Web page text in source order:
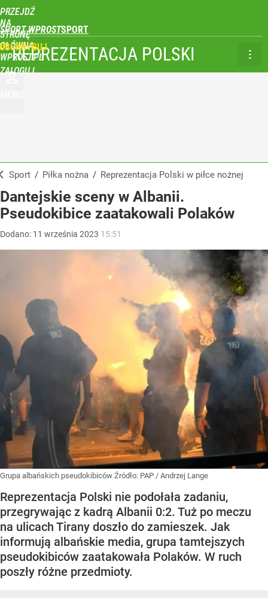
PRZEJDŹ
NA
STRONĘ
GŁÓWNĄ
WPROST.PL
SPORT WPROST
ZALOGUJ
REPREZENTACJA POLSKI
Sport / Piłka nożna / Reprezentacja Polski w piłce nożnej
Dantejskie sceny w Albanii.
Pseudokibice zaatakowali Polaków
Dodano: 11 września 2023 15:51
Grupa albańskich pseudokibiców Źródło: PAP / Andrzej Lange
Reprezentacja Polski nie podołała zadaniu,
przegrywając z kadrą Albanii 0:2. Tuż po meczu
na ulicach Tirany doszło do zamieszek. Jak
informują albańskie media, grupa tamtejszych
pseudokibiców zaatakowała Polaków. W ruch
poszły różne przedmioty.